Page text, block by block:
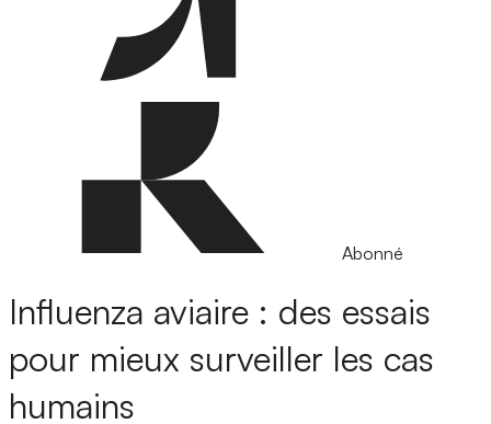
Abonné
Influenza aviaire : des essais
pour mieux surveiller les cas
humains